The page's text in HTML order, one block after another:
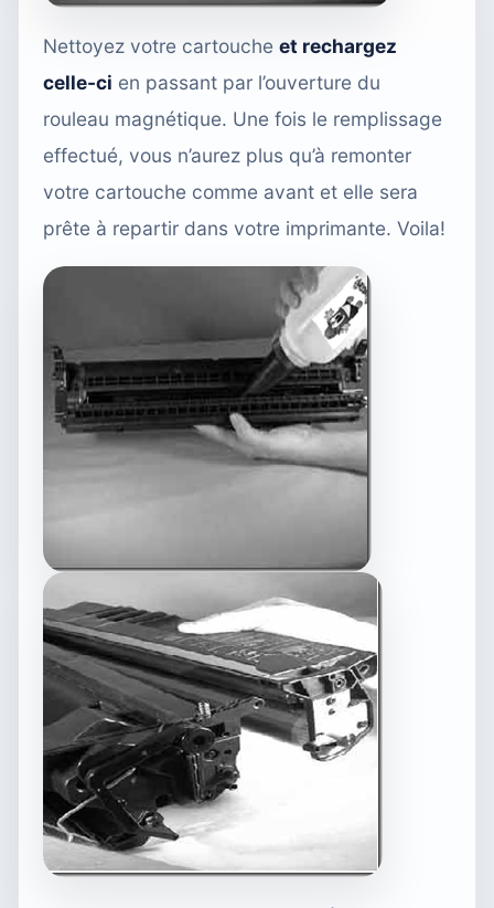
Nettoyez votre cartouche et rechargez
celle-ci en passant par l’ouverture du
rouleau magnétique. Une fois le remplissage
effectué, vous n’aurez plus qu’à remonter
votre cartouche comme avant et elle sera
prête à repartir dans votre imprimante. Voila!